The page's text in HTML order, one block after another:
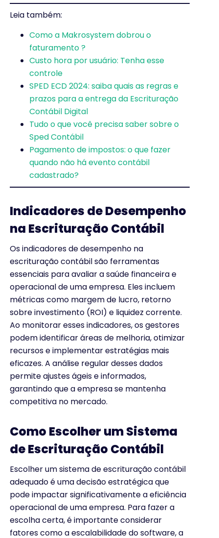
Leia também:
Como a Makrosystem dobrou o
faturamento ?
Custo hora por usuário: Tenha esse
controle
SPED ECD 2024: saiba quais as regras e
prazos para a entrega da Escrituração
Contábil Digital
Tudo o que você precisa saber sobre o
Sped Contábil
Pagamento de impostos: o que fazer
quando não há evento contábil
cadastrado?
Indicadores de Desempenho
na Escrituração Contábil
Os indicadores de desempenho na
escrituração contábil são ferramentas
essenciais para avaliar a saúde financeira e
operacional de uma empresa. Eles incluem
métricas como margem de lucro, retorno
sobre investimento (ROI) e liquidez corrente.
Ao monitorar esses indicadores, os gestores
podem identificar áreas de melhoria, otimizar
recursos e implementar estratégias mais
eficazes. A análise regular desses dados
permite ajustes ágeis e informados,
garantindo que a empresa se mantenha
competitiva no mercado.
Como Escolher um Sistema
de Escrituração Contábil
Escolher um sistema de escrituração contábil
adequado é uma decisão estratégica que
pode impactar significativamente a eficiência
operacional de uma empresa. Para fazer a
escolha certa, é importante considerar
fatores como a escalabilidade do software, a